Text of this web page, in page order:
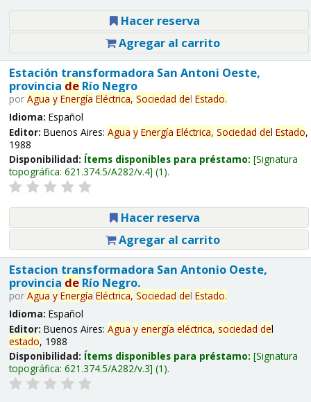
Hacer reserva
Agregar al carrito
Estación transformadora San Antoni Oeste,
provincia deRío Negro
por Agua y Energía Eléctrica, Sociedad del Estado.
Idioma: Español
Editor: Buenos Aires: Agua y Energía Eléctrica, Sociedad del Estado,
1988
Disponibilidad: Ítems disponibles para préstamo: Signatura
topográfica: 621.374.5/A282/v.4 (1).
Hacer reserva
Agregar al carrito
Estacion transformadora San Antonio Oeste,
provincia deRío Negro.
por Agua y Energía Eléctrica, Sociedad del Estado.
Idioma: Español
Editor: Buenos Aires: Agua y energía eléctrica, sociedad del
estado, 1988
Disponibilidad: Ítems disponibles para préstamo: Signatura
topográfica: 621.374.5/A282/v.3 (1).